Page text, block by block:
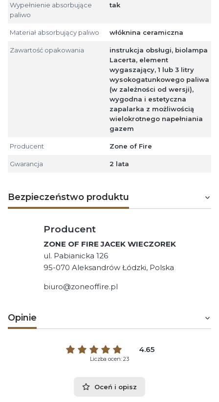
Wypełnienie absorbujące
paliwo
tak
Materiał absorbujący paliwo włóknina ceramiczna
Zawartość opakowania
instrukcja obsługi, biolampa
Lacerta, element
wygaszający, 1 lub 3 litry
wysokogatunkowego paliwa
(w zależności od wersji),
wygodna i estetyczna
zapalarka z możliwością
wielokrotnego napełniania
gazem
Producent Zone of Fire
Gwarancja 2 lata
Bezpieczeństwo produktu
Producent
ZONE OF FIRE JACEK WIECZOREK
ul. Pabianicka 126
95-070 Aleksandrów Łódzki, Polska
biuro@zoneoffire.pl
Opinie
4.65
Liczba ocen: 23
Oceń i opisz